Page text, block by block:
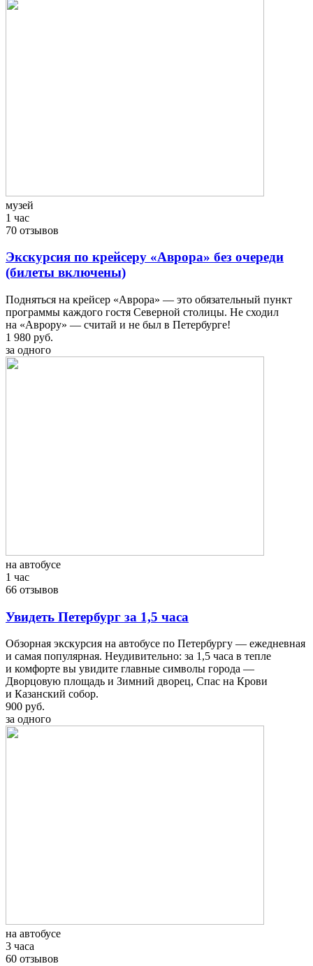
музей
1 час
70 отзывов
Экскурсия по крейсеру «Аврора» без очереди
(билеты включены)
Подняться на крейсер «Аврора» — это обязательный пункт
программы каждого гостя Северной столицы. Не сходил
на «Аврору» — считай и не был в Петербурге!
1 980 руб.
за одного
на автобусе
1 час
66 отзывов
Увидеть Петербург за 1,5 часа
Обзорная экскурсия на автобусе по Петербургу — ежедневная
и самая популярная. Неудивительно: за 1,5 часа в тепле
и комфорте вы увидите главные символы города —
Дворцовую площадь и Зимний дворец, Спас на Крови
и Казанский собор.
900 руб.
за одного
на автобусе
3 часа
60 отзывов